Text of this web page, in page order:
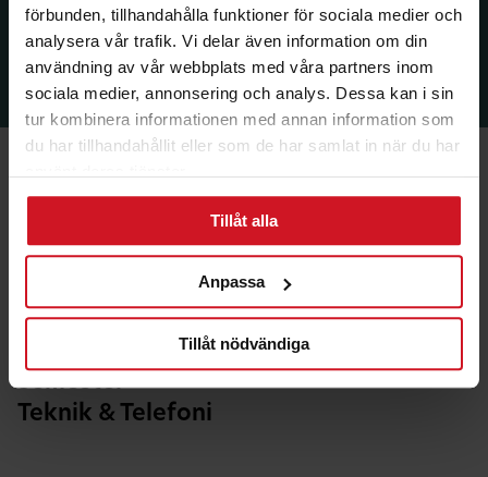
förbunden, tillhandahålla funktioner för sociala medier och
analysera vår trafik. Vi delar även information om din
användning av vår webbplats med våra partners inom
sociala medier, annonsering och analys. Dessa kan i sin
tur kombinera informationen med annan information som
du har tillhandahållit eller som de har samlat in när du har
Tillåt alla
Anpassa
Tillåt nödvändiga
Ekonomi & Försäkring
Hem & Bil
Semester
Teknik & Telefoni